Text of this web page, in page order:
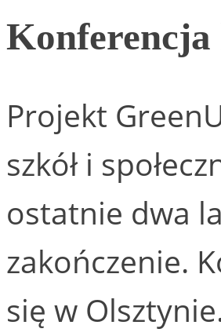
Projekt
szkół i
ostatnie dwa
zakończenie.
się w